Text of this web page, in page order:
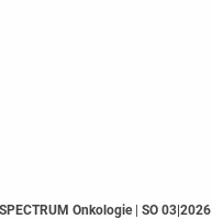
Onkologie SO 03|2026